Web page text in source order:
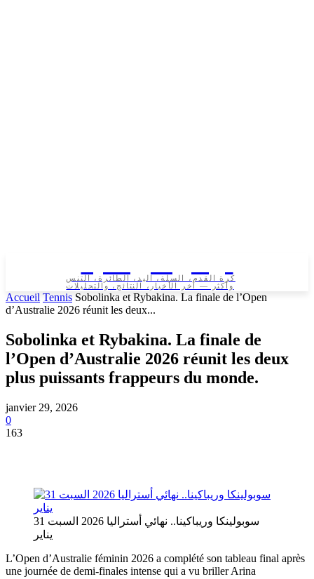
كرة القدم، السلة، اليد، الطائرة، التنس
وأكثر — آخر الأخبار، النتائج، والتحليلات
Accueil Tennis Sobolinka et Rybakina. La finale de l’Open
d’Australie 2026 réunit les deux...
Sobolinka et Rybakina. La finale de
l’Open d’Australie 2026 réunit les deux
plus puissants frappeurs du monde.
janvier 29, 2026
0
163
سوبولينكا وريباكينا.. نهائي أستراليا 2026 السبت 31
يناير
L’Open d’Australie féminin 2026 a complété son tableau final après
une journée de demi-finales intense qui a vu briller Arina